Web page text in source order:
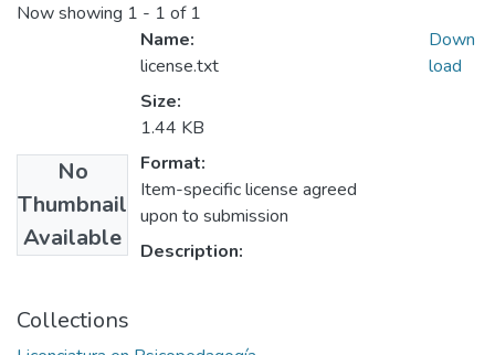
Now showing 1 - 1 of 1
No
Thumbnail
Available
Name:
license.txt
Size:
1.44 KB
Format:
Item-specific license agreed
upon to submission
Description:
Down
load
Collections